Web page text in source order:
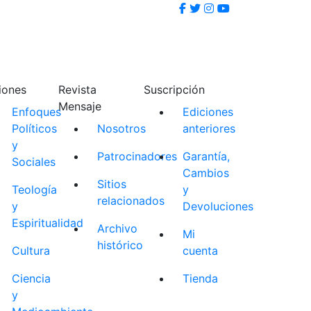
Enfoques
Políticos
y
Sociales
Teología
y
Espiritualidad
Cultura
Ciencia
y
Revista
Mensaje
Nosotros
Patrocinadores
Sitios
relacionados
Archivo
histórico
Suscripción
Ediciones
anteriores
Garantía,
Cambios
y
Devoluciones
Mi
cuenta
Tienda